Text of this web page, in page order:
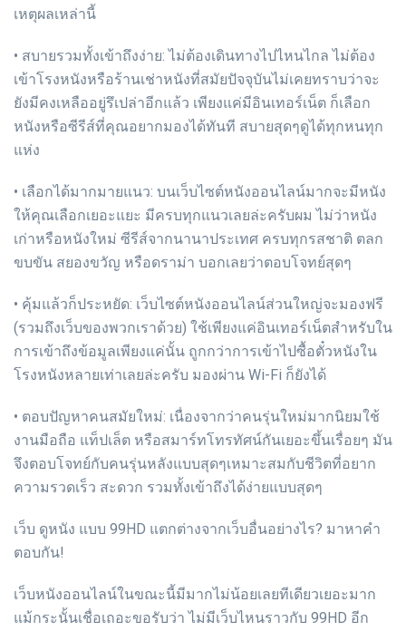
เหตุผลเหล่านี้
• สบายรวมทั้งเข้าถึงง่าย: ไม่ต้องเดินทางไปไหนไกล ไม่ต้อง
เข้าโรงหนังหรือร้านเช่าหนังที่สมัยปัจจุบันไม่เคยทราบว่าจะ
ยังมีคงเหลืออยู่รึเปล่าอีกแล้ว เพียงแค่มีอินเทอร์เน็ต ก็เลือก
หนังหรือซีรีส์ที่คุณอยากมองได้ทันที สบายสุดๆดูได้ทุกหนทุก
แห่ง
• เลือกได้มากมายแนว: บนเว็บไซต์หนังออนไลน์มากจะมีหนัง
ให้คุณเลือกเยอะแยะ มีครบทุกแนวเลยล่ะครับผม ไม่ว่าหนัง
เก่าหรือหนังใหม่ ซีรีส์จากนานาประเทศ ครบทุกรสชาติ ตลก
ขบขัน สยองขวัญ หรือดราม่า บอกเลยว่าตอบโจทย์สุดๆ
• คุ้มแล้วก็ประหยัด: เว็บไซต์หนังออนไลน์ส่วนใหญ่จะมองฟรี
(รวมถึงเว็บของพวกเราด้วย) ใช้เพียงแค่อินเทอร์เน็ตสำหรับใน
การเข้าถึงข้อมูลเพียงแค่นั้น ถูกกว่าการเข้าไปซื้อตั๋วหนังใน
โรงหนังหลายเท่าเลยล่ะครับ มองผ่าน Wi-Fi ก็ยังได้
• ตอบปัญหาคนสมัยใหม่: เนื่องจากว่าคนรุ่นใหม่มากนิยมใช้
งานมือถือ แท็ปเล็ต หรือสมาร์ทโทรทัศน์กันเยอะขึ้นเรื่อยๆ มัน
จึงตอบโจทย์กับคนรุ่นหลังแบบสุดๆเหมาะสมกับชีวิตที่อยาก
ความรวดเร็ว สะดวก รวมทั้งเข้าถึงได้ง่ายแบบสุดๆ
เว็บ ดูหนัง แบบ 99HD แตกต่างจากเว็บอื่นอย่างไร? มาหาคำ
ตอบกัน!
เว็บหนังออนไลน์ในขณะนี้มีมากไม่น้อยเลยทีเดียวเยอะมาก
แม้กระนั้นเชื่อเถอะขอรับว่า ไม่มีเว็บไหนราวกับ 99HD อีก